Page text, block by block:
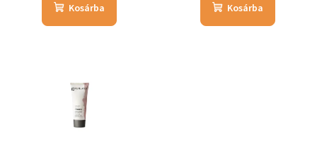
Kosárba Kosárba